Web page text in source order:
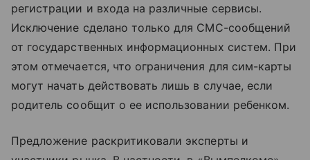
регистрации и входа на различные сервисы.
Исключение сделано только для СМС-сообщений
от государственных информационных систем. При
этом отмечается, что ограничения для сим-карты
могут начать действовать лишь в случае, если
родитель сообщит о ее использовании ребенком.
Предложение раскритиковали эксперты и